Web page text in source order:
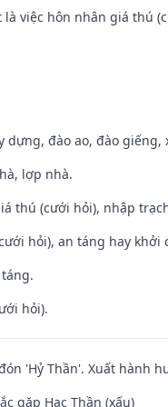
là việc hôn nhân giá thú
dựng, đào ao, đào
lợp nhà.
thú (cưới hỏi), nhập
hỏi), an táng hay khởi
hỏi).
'Hỷ Thần'. Xuất hành
gặp Hạc Thần (xấu)